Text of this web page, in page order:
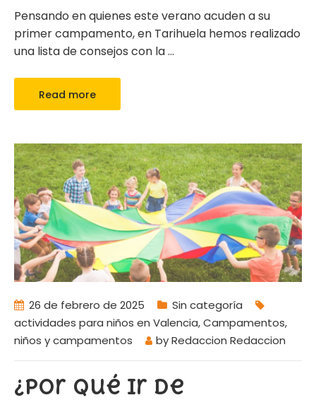
Pensando en quienes este verano acuden a su
primer campamento, en Tarihuela hemos realizado
una lista de consejos con la…
Read more
26 de febrero de 2025
Sin categoría
actividades para niños en Valencia,Campamentos,
niños y campamentos
byRedaccion Redaccion
¿Por qué ir de